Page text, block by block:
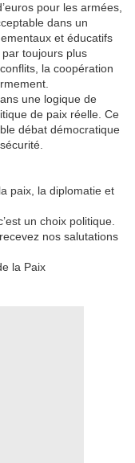
pour les armées,
dans un
et éducatifs
toujours plus
la coopération
une logique de
de paix réelle. Ce
débat démocratique
paix, la diplomatie et
un choix politique.
nos salutations
la Paix